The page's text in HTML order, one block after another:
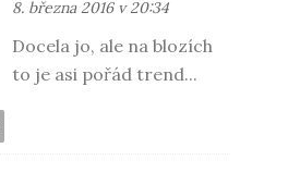
8. března 2016 v 20:34
Docela jo, ale na blozích
to je asi pořád trend...